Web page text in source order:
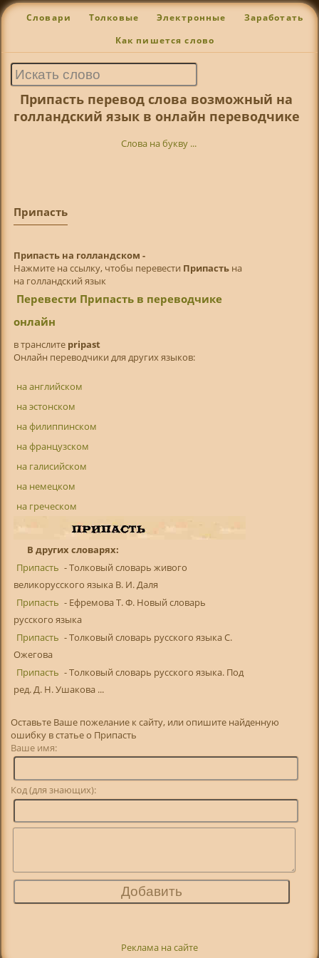
Словари Толковые Электронные Заработать
Как пишется слово
Припасть перевод слова возможный на
голландский язык в онлайн переводчике
Слова на букву ...
Припасть
Припасть на голландском -
Нажмите на ссылку, чтобы перевести Припастьна
на голландский язык
Перевести Припасть в переводчике
онлайн
в транслитe pripast
Онлайн переводчики для других языков:
на английском
на эстонском
на филиппинском
на французском
на галисийском
на немецком
на греческом
В других словарях:
Припасть - Толковый словарь живого
великорусского языка В. И. Даля
Припасть - Ефремова Т. Ф. Новый словарь
русского языка
Припасть - Толковый словарь русского языка С.
Ожегова
Припасть - Толковый словарь русского языка. Под
ред. Д. Н. Ушакова ...
Оставьте Ваше пожелание к сайту, или опишите найденную
ошибку в статье о Припасть
Ваше имя:
Код (для знающих):
Реклама на сайте